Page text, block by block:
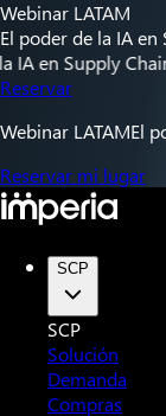
Webinar LATAM
El poder de la IA en
Chain · 11
Reservar
Webinar LATAMEl
Reservar mi lugar
SCP
SCP
Solución
Demanda
Compras